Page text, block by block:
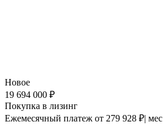
Новое
19 694 000 ₽
Покупка в лизинг
Ежемесячный платеж от 279 928 ₽| мес